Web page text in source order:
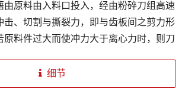
由原料由入料口投入，经由粉碎刀组高速
击、切割与撕裂力，即与齿板间之剪力形
原料件过大而使冲力大于离心力时，则刀
细节